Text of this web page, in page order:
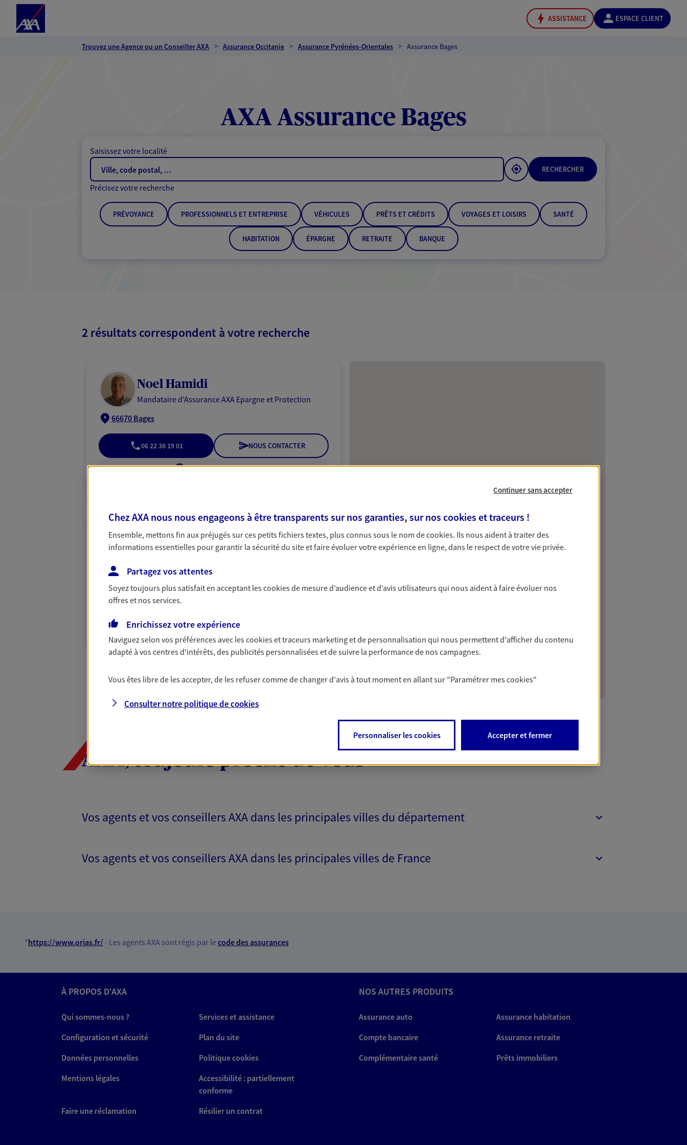
ASSISTANCE ESPACE CLIENT
Trouvez une Agence ou un Conseiller AXA Assurance Occitanie Assurance Pyrénées-Orientales Assurance Bages
AXA Assurance Bages
Saisissez votre localité
RECHERCHER
Précisez votre recherche
PRÉVOYANCE PROFESSIONNELS ET ENTREPRISE VÉHICULES PRÊTS ET CRÉDITS VOYAGES ET LOISIRS SANTÉ
HABITATION ÉPARGNE RETRAITE BANQUE
2 résultats correspondent à votre recherche
Noel Hamidi
Mandataire d'Assurance AXA Epargne et Protection
66670 Bages
06 22 38 19 01 NOUS CONTACTER
VOIR NOTRE SITE WEB
Cecile Molle Dorlee
Conseiller AXA Epargne et Protection
66670 Bages
06 84 54 27 70
VOIR NOTRE SITE WEB
AXA, toujours proche de vous
Vos agents et vos conseillers AXA dans les principales villes du département
Vos agents et vos conseillers AXA dans les principales villes de France
*https://www.orias.fr/ - Les agents AXA sont régis par lecode des assurances
À PROPOS D'AXA
Qui sommes-nous ?
Services et assistance
Configuration et sécurité
Plan du site
Données personnelles
Politique cookies
Mentions légales
Accessibilité : partiellement
conforme
Faire une réclamation
Résilier un contrat
NOS AUTRES PRODUITS
Assurance auto
Assurance habitation
Compte bancaire
Assurance retraite
Complémentaire santé
Prêts immobiliers
Continuer sans accepter
Chez AXA nous nous engageons à être transparents sur nos garanties, sur nos cookies et traceurs !
Ensemble, mettons fin aux préjugés sur ces petits fichiers textes, plus connus sous le nom decookies. Ils nous aident à traiter des
informations essentielles pour garantir la sécurité du site et faire évoluer votre expérience en ligne, dans le respect de votre vie privée.
Partagez vos attentes
Soyez toujours plus satisfait en acceptant lescookiesde mesure d’audience et d’avis utilisateurs qui nous aident à faire évoluer nos
offres et nos services.
Enrichissez votre expérience
Naviguez selon vos préférences avec lescookies et traceurs marketing et de personnalisation qui nous permettent d'afficher du contenu
adapté à vos centres d'intérêts, des publicités personnalisées et de suivre la performance de nos campagnes.
Vous êtes libre de les accepter, de les refuser comme de changer d'avis à tout moment en allant sur "Paramétrer mescookies"
Consulter notre politique decookies
Personnaliser les cookies Accepter et fermer